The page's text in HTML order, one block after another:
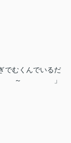
でむくんでいるだ
」